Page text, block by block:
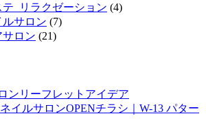
_リラクゼーション (4)
サロン (7)
サロン (21)
ンリーフレットアイデア
イルサロンOPENチラシ｜W-13 パター